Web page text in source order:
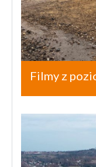
Filmy z